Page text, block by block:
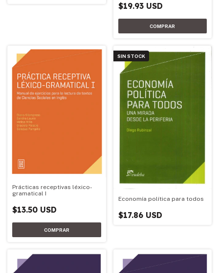
$19.93 USD
Prácticas receptivas léxico-
gramatical I
$13.50 USD
SIN STOCK
Economía política para todos
$17.86 USD